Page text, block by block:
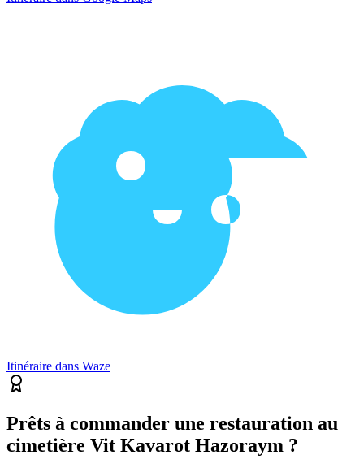
Itinéraire dans Waze
Prêts à commander une restauration au
cimetière Vit Kavarot Hazoraym ?